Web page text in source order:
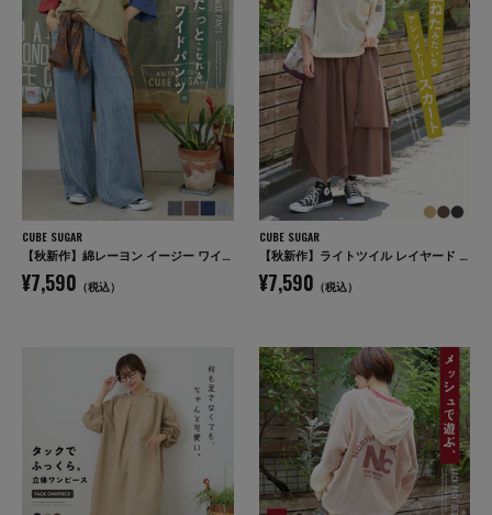
CUBE SUGAR
【秋新作】綿レーヨン イージー ワイドパンツ
¥7,590 （税込）
CUBE SUGAR
【秋新作】ライトツイル レイヤード 変形 スカート
¥7,590 （税込）